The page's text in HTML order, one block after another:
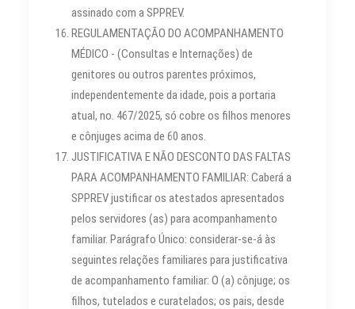
assinado com a SPPREV.
REGULAMENTAÇÃO DO ACOMPANHAMENTO
MÉDICO - (Consultas e Internações) de
genitores ou outros parentes próximos,
independentemente da idade, pois a portaria
atual, no. 467/2025, só cobre os filhos menores
e cônjuges acima de 60 anos.
JUSTIFICATIVA E NÃO DESCONTO DAS FALTAS
PARA ACOMPANHAMENTO FAMILIAR: Caberá a
SPPREV justificar os atestados apresentados
pelos servidores (as) para acompanhamento
familiar. Parágrafo Único: considerar-se-á às
seguintes relações familiares para justificativa
de acompanhamento familiar: O (a) cônjuge; os
filhos, tutelados e curatelados; os pais, desde